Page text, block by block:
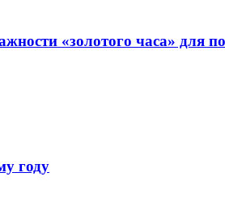
«золотого часа» для
году